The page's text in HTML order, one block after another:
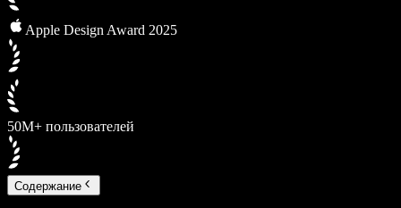
Apple Design Award 2025
50М+ пользователей
Содержание